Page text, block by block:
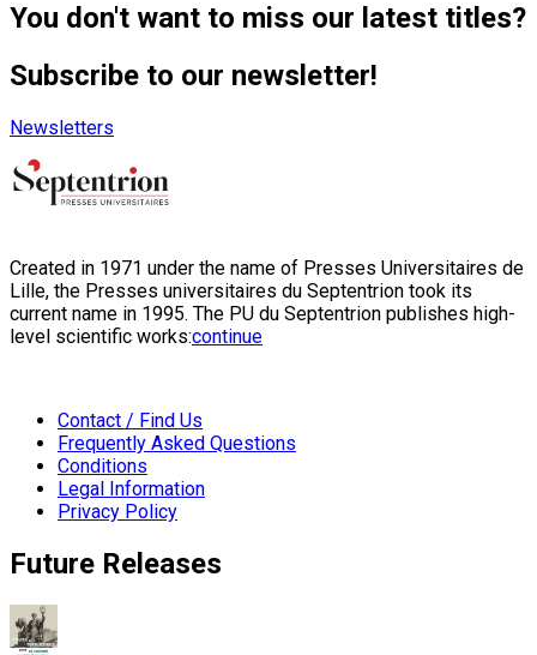
You don't want to miss our latest titles?
Subscribe to our newsletter!
Newsletters
Created in 1971 under the name of Presses Universitaires de
Lille, the Presses universitaires du Septentrion took its
current name in 1995. The PU du Septentrion publishes high-
level scientific works:continue
Contact / Find Us
Frequently Asked Questions
Conditions
Legal Information
Privacy Policy
Future Releases